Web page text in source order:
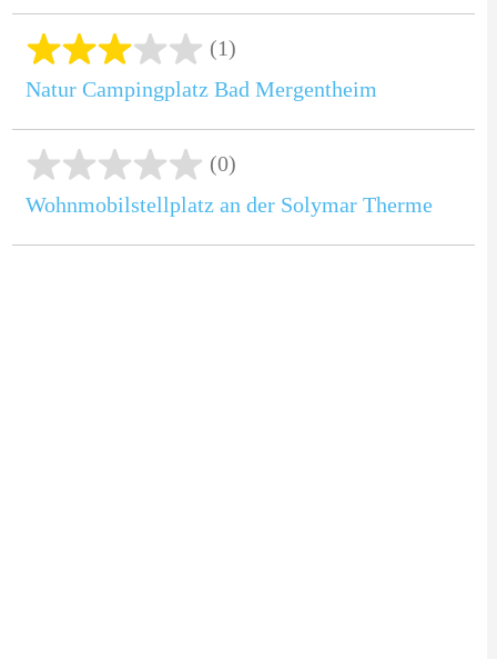
(1)
Natur Campingplatz Bad Mergentheim
(0)
Wohnmobilstellplatz an der Solymar Therme